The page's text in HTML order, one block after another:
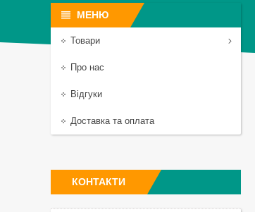
Товари
Про нас
Відгуки
Доставка та оплата
КОНТАКТИ